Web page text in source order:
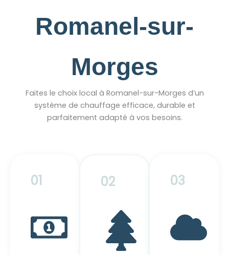
Romanel-sur-
Morges
Faites le choix local à Romanel-sur-Morges d’un
système de chauffage efficace, durable et
parfaitement adapté à vos besoins.
01 02 03